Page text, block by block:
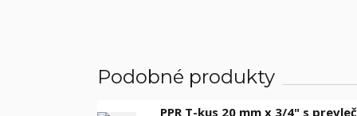
Podobné produkty
PPR T-kus 20 mm x 3/4" s